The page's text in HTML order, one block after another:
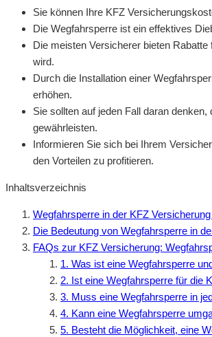
Sie können Ihre KFZ
Die Wegfahrsperre ist ein effektives
Die meisten Versicherer bieten
wird.
Durch die Installation einer
erhöhen.
Sie sollten auf jeden Fall daran
gewährleisten.
Informieren Sie sich bei Ihrem
den Vorteilen zu profitieren.
Inhaltsverzeichnis
Wegfahrsperre in der KFZ
Die Bedeutung von Wegfahrsperre in
FAQs zur KFZ Versicherung:
1. Was ist eine Wegfahrsperre
2. Ist eine Wegfahrsperre für die
3. Muss eine Wegfahrsperre in
4. Kann eine Wegfahrsperre
5. Besteht die Möglichkeit, eine